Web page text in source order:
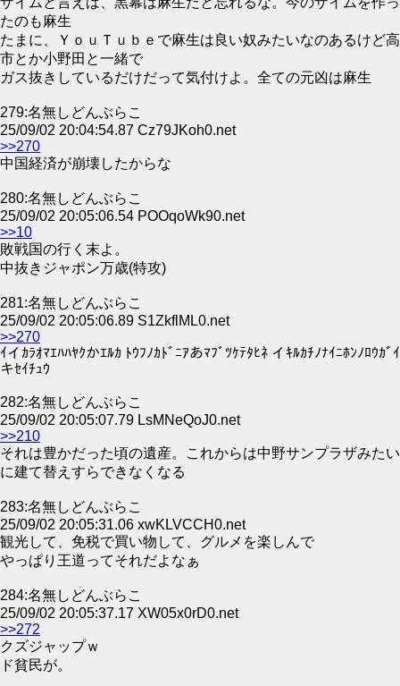
たのも麻生
たまに、ＹｏｕＴｕｂｅで麻生は良い奴みたいなのあるけど高
市とか小野田と一緒で
ガス抜きしているだけだって気付けよ。全ての元凶は麻生
279:名無しどんぶらこ
25/09/02 20:04:54.87 Cz79JKoh0.net
>>270
中国経済が崩壊したからな
280:名無しどんぶらこ
25/09/02 20:05:06.54 POOqoWk90.net
>>10
敗戦国の行く末よ。
中抜きジャポン万歳(特攻)
281:名無しどんぶらこ
25/09/02 20:05:06.89 S1ZkflML0.net
>>270
ｲイｶﾗｵﾏｴﾊﾊﾔｸかｴﾙｶ ﾄｳﾌﾉｶﾄﾞﾆｱあﾏﾌﾞﾂｹﾃﾀﾋﾈ イｷﾙｶﾁﾉﾅｲﾆﾎﾝﾉﾛｳｶﾞｲ
キｾｲﾁｭｳ
282:名無しどんぶらこ
25/09/02 20:05:07.79 LsMNeQoJ0.net
>>210
それは豊かだった頃の遺産。これからは中野サンプラザみたい
に建て替えすらできなくなる
283:名無しどんぶらこ
25/09/02 20:05:31.06 xwKLVCCH0.net
観光して、免税で買い物して、グルメを楽しんで
やっぱり王道ってそれだよなぁ
284:名無しどんぶらこ
25/09/02 20:05:37.17 XW05x0rD0.net
>>272
クズジャップｗ
ド貧民が。